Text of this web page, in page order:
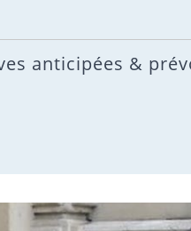
anticipées &